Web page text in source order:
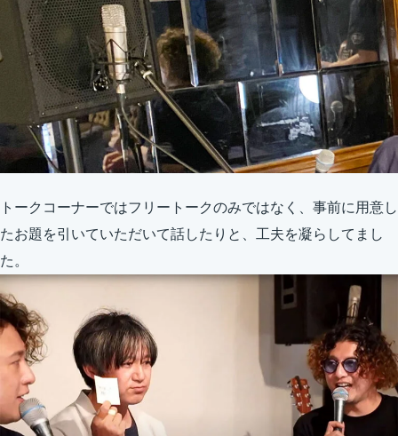
トークコーナーではフリートークのみではなく、事前に用意し
たお題を引いていただいて話したりと、工夫を凝らしてまし
た。